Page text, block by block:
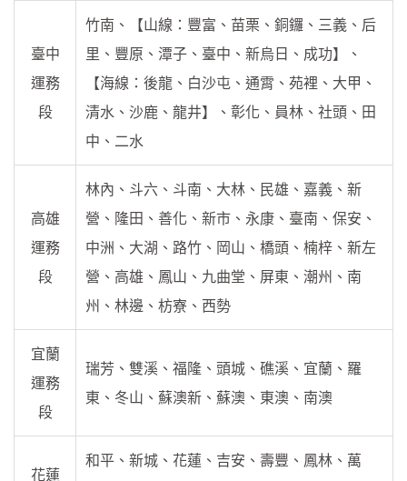
臺中
運務
段
竹南、【山線：豐富、苗栗、銅鑼、三義、后
里、豐原、潭子、臺中、新烏日、成功】、
【海線：後龍、白沙屯、通霄、苑裡、大甲、
清水、沙鹿、龍井】、彰化、員林、社頭、田
中、二水
高雄
運務
段
林內、斗六、斗南、大林、民雄、嘉義、新
營、隆田、善化、新市、永康、臺南、保安、
中洲、大湖、路竹、岡山、橋頭、楠梓、新左
營、高雄、鳳山、九曲堂、屏東、潮州、南
州、林邊、枋寮、西勢
宜蘭
運務
段
瑞芳、雙溪、福隆、頭城、礁溪、宜蘭、羅
東、冬山、蘇澳新、蘇澳、東澳、南澳
花蓮
和平、新城、花蓮、吉安、壽豐、鳳林、萬